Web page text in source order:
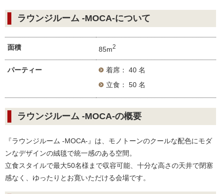
ラウンジルーム -MOCA-について
面積 85m2
パーティー
着席： 40 名
立食： 50 名
ラウンジルーム -MOCA-の概要
『ラウンジルーム -MOCA-』は、モノトーンのクールな配色にモダ
ンなデザインの絨毯で統一感のある空間。
立食スタイルで最大50名様まで収容可能、十分な高さの天井で閉塞
感なく、ゆったりとお寛いただける会場です。